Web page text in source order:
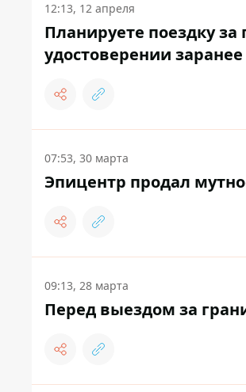
12:13, 12 апреля
Планируете поездку
удостоверении заранее
07:53, 30 марта
Эпицентр продал
09:13, 28 марта
Перед выездом за